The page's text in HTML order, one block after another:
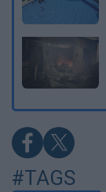
#TAGS